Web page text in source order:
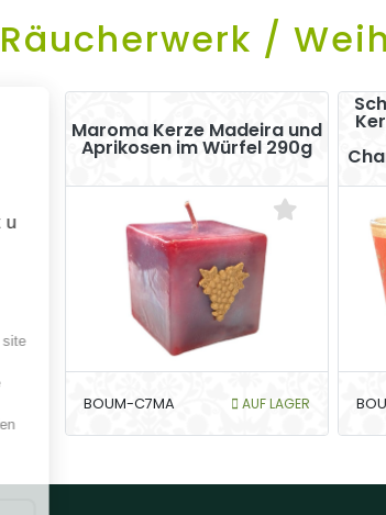
Räucherwerk /
Maroma Kerze Madeira und
Aprikosen im Würfel 290g
BOUM-C7MA AUF LAGER